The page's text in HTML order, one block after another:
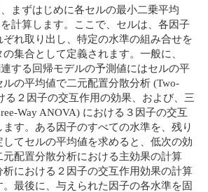
まずはじめに各セルの最小二乗平均
を計算します。ここで、セルは、各因子
れ取り出し、特定の水準の組み合せを
集合として定義されます。一般に、
する回帰モデルの予測値にはセルの平
の平均値で二元配置分散分析 (Two-
る２因子の交互作用の効果、および、三
Way ANOVA) における３因子の交互
す。ある因子のすべての水準を、残り
てセルの平均値を求めると、低次の効
配置分散分析における主効果の計算
析における２因子の交互作用効果の計算
最後に、与えられた因子の各水準を固